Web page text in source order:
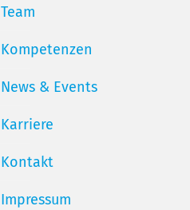
Team
Kompetenzen
News & Events
Karriere
Kontakt
Impressum